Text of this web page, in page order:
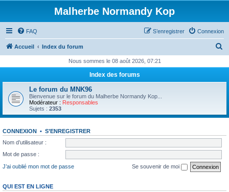
Malherbe Normandy Kop
FAQ Connexion
S’enregistrer
Accueil Index du forum
h
c
Nous sommes le 08 août 2026, 07:21
Index des forums
Le forum du MNK96
Bienvenue sur le forum du Malherbe Normandy Kop...
Modérateur : Responsables
Sujets : 2353
CONNEXION • S’ENREGISTRER
Nom d’utilisateur :
Mot de passe :
J’ai oublié mon mot de passe
Se souvenir de moi
QUI EST EN LIGNE